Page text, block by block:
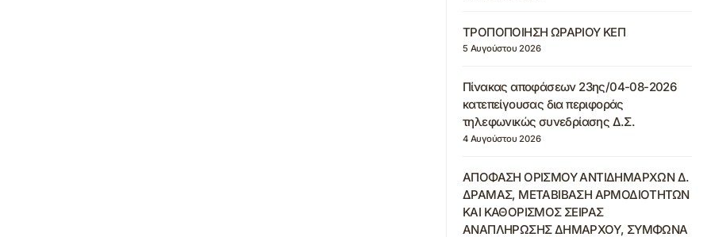
ΤΡΟΠΟΠΟΙΗΣΗ ΩΡΑΡΙΟΥ ΚΕΠ
5 Αυγούστου 2026
Πίνακας αποφάσεων 23ης/04-08-2026
κατεπείγουσας δια περιφοράς
τηλεφωνικώς συνεδρίασης Δ.Σ.
4 Αυγούστου 2026
ΑΠΟΦΑΣΗ ΟΡΙΣΜΟΥ ΑΝΤΙΔΗΜΑΡΧΩΝ Δ.
ΔΡΑΜΑΣ, ΜΕΤΑΒΙΒΑΣΗ ΑΡΜΟΔΙΟΤΗΤΩΝ
ΚΑΙ ΚΑΘΟΡΙΣΜΟΣ ΣΕΙΡΑΣ
ΑΝΑΠΛΗΡΩΣΗΣ ΔΗΜΑΡΧΟΥ, ΣΥΜΦΩΝΑ